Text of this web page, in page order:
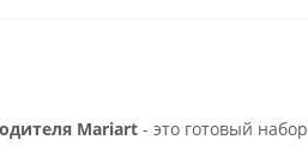
Mariart - это готовый